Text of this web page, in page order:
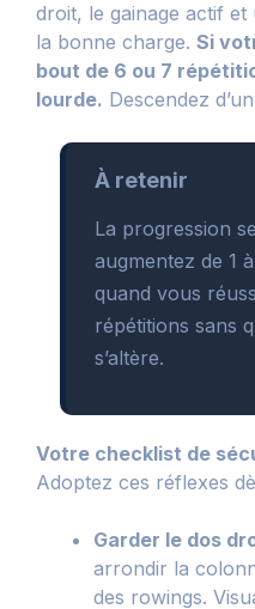
droit, le gainage actif et
la bonne charge. Si
bout de 6 ou 7
lourde. Descendez
À retenir
La progression
augmentez de 1
quand vous
répétitions sans
s’altère.
Votre checklist de
Adoptez ces réflexes
Garder le dos
arrondir la
des rowings.